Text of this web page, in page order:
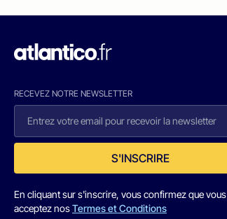
RECEVEZ NOTRE NEWSLETTER
S'INSCRIRE
En cliquant sur s'inscrire, vous confirmez que vous
acceptez nosTermes et Conditions